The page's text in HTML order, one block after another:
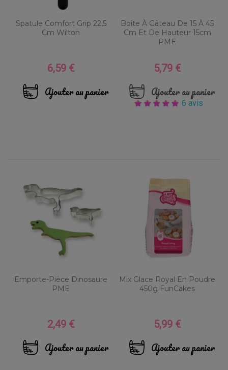
Spatule Comfort Grip 22,5
Cm Wilton
Prix
6,59 €
Ajouter au panier
Boîte À Gâteau De 15 À 45
Cm Et De Hauteur 15cm
PME
Prix
5,79 €
Ajouter au panier
6 avis
Emporte-Pièce Dinosaure
PME
Prix
2,49 €
Ajouter au panier
Mix Glace Royal En Poudre
450g FunCakes
Prix
5,99 €
Ajouter au panier